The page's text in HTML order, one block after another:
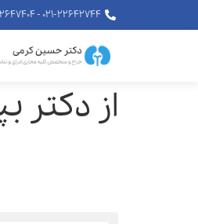
۰۲۱-۲۲۶۴۲۷۴۴ - ۰۲۱-۲۲۶۴۷۴۰۴
از دکتر